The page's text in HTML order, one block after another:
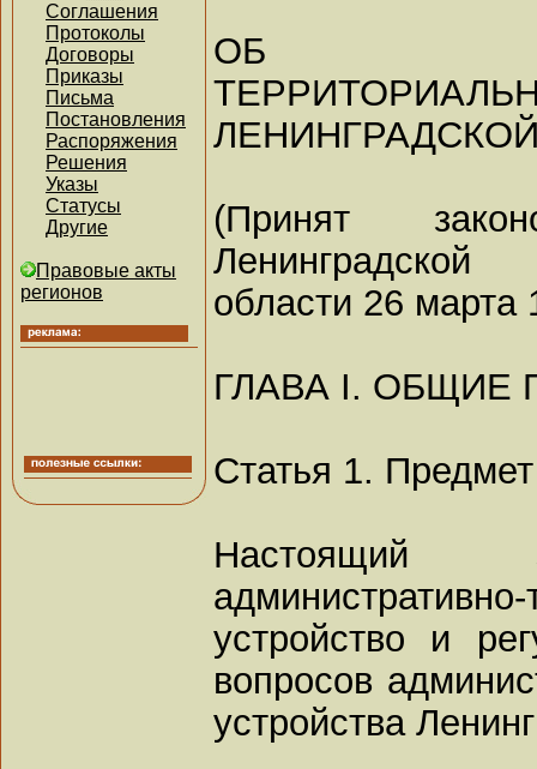
Соглашения
Протоколы
Договоры
Приказы
Письма
Постановления
Распоряжения
Решения
Указы
Статусы
Другие
Правовые акты
регионов
ОБ
(Принят
Ленинградской
области 26 марта
ГЛАВА I.
Статья 1.
Настоящий
устройство и
вопросов
устройства